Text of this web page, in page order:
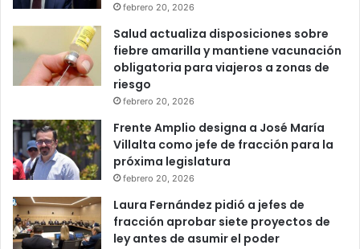
febrero 20, 2026
Salud actualiza disposiciones sobre
fiebre amarilla y mantiene vacunación
obligatoria para viajeros a zonas de
riesgo
febrero 20, 2026
Frente Amplio designa a José María
Villalta como jefe de fracción para la
próxima legislatura
febrero 20, 2026
Laura Fernández pidió a jefes de
fracción aprobar siete proyectos de
ley antes de asumir el poder